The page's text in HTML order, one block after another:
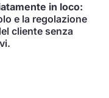
in loco:
e la regolazione
cliente senza